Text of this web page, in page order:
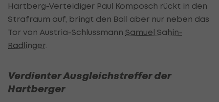
Hartberg-Verteidiger Paul Komposch rückt in den
Strafraum auf, bringt den Ball aber nur neben das
Tor von Austria-Schlussmann Samuel Sahin-
Radlinger.
Verdienter Ausgleichstreffer der
Hartberger